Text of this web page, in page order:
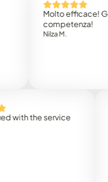
Molto efficace! Grazie
competenza!
Nilza M.
the service
It